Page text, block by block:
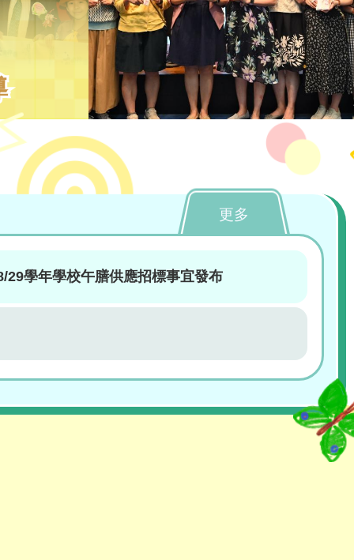
更多
29學年學校午膳供應招標事宜發布